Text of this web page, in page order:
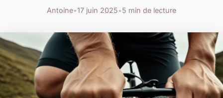
Antoine•17 juin 2025•5 min de lecture